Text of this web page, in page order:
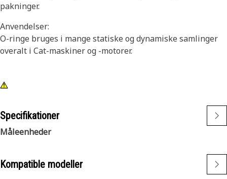
pakninger.
Anvendelser:
O-ringe bruges i mange statiske og dynamiske samlinger
overalt i Cat-maskiner og -motorer.
Specifikationer
Måleenheder
Kompatible modeller